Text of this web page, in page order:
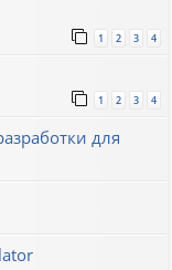
1 2 3 4
1 2 3 4
для